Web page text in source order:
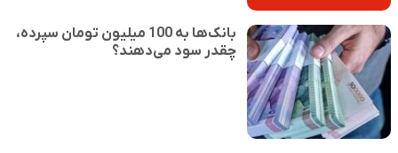
بانک‌ها به 100 میلیون تومان سپرده،
چقدر سود می‌دهند؟